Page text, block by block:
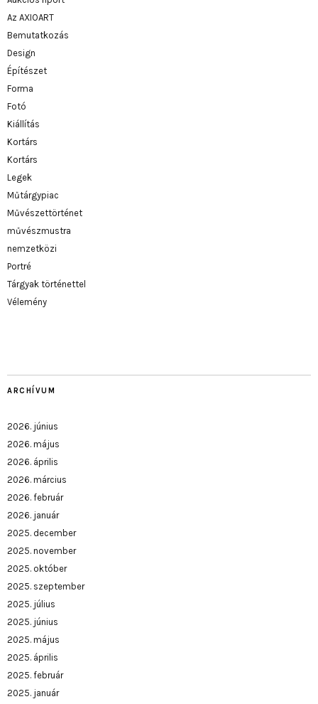
Az AXIOART
Bemutatkozás
Design
Építészet
Forma
Fotó
Kiállítás
Kortárs
Kortárs
Legek
Műtárgypiac
Művészettörténet
művészmustra
nemzetközi
Portré
Tárgyak történettel
Vélemény
ARCHÍVUM
2026. június
2026. május
2026. április
2026. március
2026. február
2026. január
2025. december
2025. november
2025. október
2025. szeptember
2025. július
2025. június
2025. május
2025. április
2025. február
2025. január